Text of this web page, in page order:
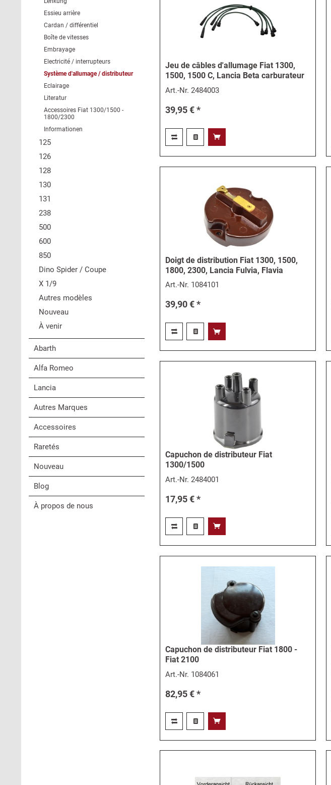
Essieu arrière
Cardan / différentiel
Boîte de vitesses
Embrayage
Electricité / interrupteurs
Système d'allumage / distributeur
Eclairage
Literatur
Accessoires Fiat 1300/1500 -
1800/2300
Informationen
125
126
128
130
131
238
500
600
850
Dino Spider / Coupe
X 1/9
Autres modèles
Nouveau
À venir
Abarth
Alfa Romeo
Lancia
Autres Marques
Accessoires
Raretés
Nouveau
Blog
À propos de nous
Jeu de câbles d'allumage Fiat 1300,
1500, 1500 C, Lancia Beta carburateur
Art.-Nr.2484003
39,95 € *
Doigt de distribution Fiat 1300, 1500,
1800, 2300, Lancia Fulvia, Flavia
Art.-Nr. 1084101
39,90 € *
Capuchon de distributeur Fiat
1300/1500
Art.-Nr.2484001
17,95 € *
Capuchon de distributeur Fiat 1800 -
Fiat 2100
Art.-Nr. 1084061
82,95 € *